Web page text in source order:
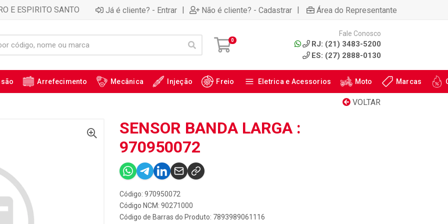
E ESPIRITO SANTO Já é cliente? - Entrar | Não é cliente? - Cadastrar | Área do Representante
0
Fale Conosco
RJ: (21) 3483-5200
ES: (27) 2888-0130
Arrefecimento Mecânica Injeção Freio Eletrica e Acessorios Moto Marcas
VOLTAR
SENSOR BANDA LARGA :
970950072
Código: 970950072
Código NCM: 90271000
Código de Barras do Produto: 7893989061116